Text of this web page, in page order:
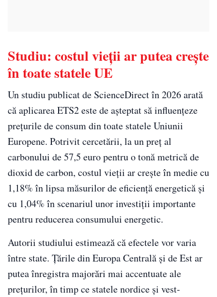
Studiu: costul vieții ar putea crește
în toate statele UE
Un studiu publicat de ScienceDirect în 2026 arată
că aplicarea ETS2 este de așteptat să influențeze
prețurile de consum din toate statele Uniunii
Europene. Potrivit cercetării, la un preț al
carbonului de 57,5 euro pentru o tonă metrică de
dioxid de carbon, costul vieții ar crește în medie cu
1,18% în lipsa măsurilor de eficiență energetică și
cu 1,04% în scenariul unor investiții importante
pentru reducerea consumului energetic.
Autorii studiului estimează că efectele vor varia
între state. Țările din Europa Centrală și de Est ar
putea înregistra majorări mai accentuate ale
prețurilor, în timp ce statele nordice și vest-